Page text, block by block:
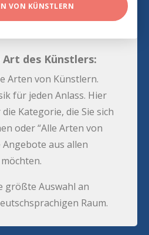
VON KÜNSTLERN
Art des Künstlers:
Arten von Künstlern.
für jeden Anlass. Hier
Kategorie, die Sie sich
oder “Alle Arten von
Angebote aus allen
größte Auswahl an
Raum.